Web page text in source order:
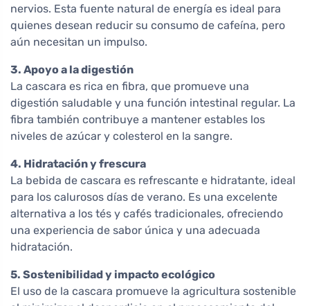
nervios. Esta fuente natural de energía es ideal para
quienes desean reducir su consumo de cafeína, pero
aún necesitan un impulso.
3. Apoyo a la digestión
La cascara es rica en fibra, que promueve una
digestión saludable y una función intestinal regular. La
fibra también contribuye a mantener estables los
niveles de azúcar y colesterol en la sangre.
4. Hidratación y frescura
La bebida de cascara es refrescante e hidratante, ideal
para los calurosos días de verano. Es una excelente
alternativa a los tés y cafés tradicionales, ofreciendo
una experiencia de sabor única y una adecuada
hidratación.
5. Sostenibilidad y impacto ecológico
El uso de la cascara promueve la agricultura sostenible